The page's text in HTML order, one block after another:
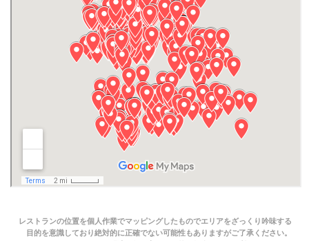
レストランの位置を個人作業でマッピングしたものでエリアをざっくり吟味する
目的を意識しており絶対的に正確でない可能性もありますがご了承ください。